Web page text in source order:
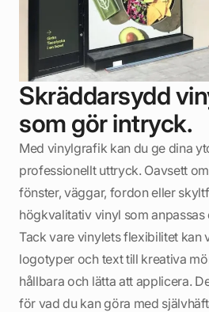
Skräddarsydd
som gör intryck.
Med vinylgrafik kan du ge dina
professionellt uttryck. Oavsett
fönster, väggar, fordon eller
högkvalitativ vinyl som anpassas
Tack vare vinylets flexibilitet kan
logotyper och text till kreativa
hållbara och lätta att applicera.
för vad du kan göra med